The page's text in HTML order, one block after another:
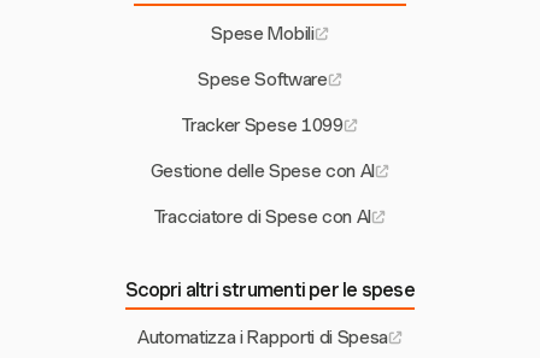
Spese Mobili
Spese Software
Tracker Spese 1099
Gestione delle Spese con AI
Tracciatore di Spese con AI
Scopri altri strumenti per le spese
Automatizza i Rapporti di Spesa